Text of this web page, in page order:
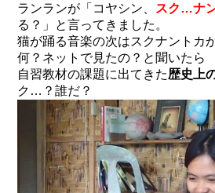
ランランが「コヤシン、 スク…ナ
る？」と言ってきました。
猫が踊る音楽の次はスクナントカ
何？ネットで見たの？と聞いたら
自習教材の課題に出てきた歴史上
ク…？誰だ？